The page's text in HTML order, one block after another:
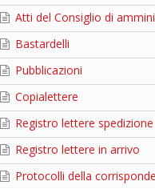
Atti del Consiglio di
Bastardelli
Pubblicazioni
Copialettere
Registro lettere spedizione
Registro lettere in arrivo
Protocolli della